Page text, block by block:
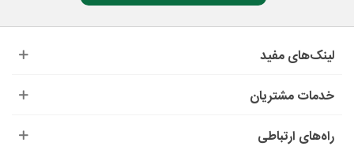
لینک‌های مفید
خدمات مشتریان
راه‌های ارتباطی